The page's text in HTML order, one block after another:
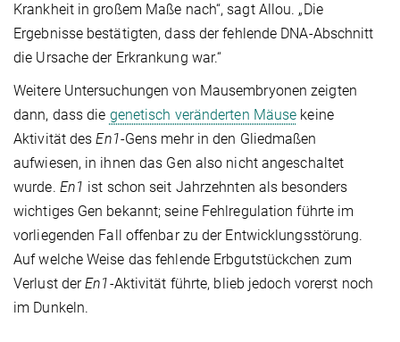
Krankheit in großem Maße nach“, sagt Allou. „Die
Ergebnisse bestätigten, dass der fehlende DNA-Abschnitt
die Ursache der Erkrankung war.“
Weitere Untersuchungen von Mausembryonen zeigten
dann, dass die genetisch veränderten Mäuse keine
Aktivität desEn1-Gens mehr in den Gliedmaßen
aufwiesen, in ihnen das Gen also nicht angeschaltet
wurde. En1 ist schon seit Jahrzehnten als besonders
wichtiges Gen bekannt; seine Fehlregulation führte im
vorliegenden Fall offenbar zu der Entwicklungsstörung.
Auf welche Weise das fehlende Erbgutstückchen zum
Verlust derEn1-Aktivität führte, blieb jedoch vorerst noch
im Dunkeln.